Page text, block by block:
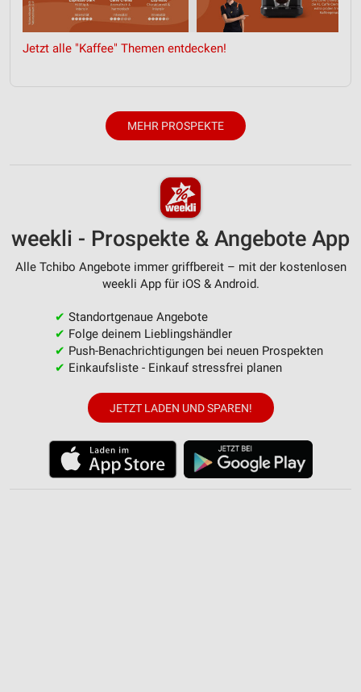
Jetzt alle "Kaffee" Themen entdecken!
MEHR PROSPEKTE
weekli - Prospekte & Angebote App
Alle Tchibo Angebote immer griffbereit – mit der kostenlosen
weekli App für iOS & Android.
✔ Standortgenaue Angebote
✔ Folge deinem Lieblingshändler
✔ Push-Benachrichtigungen bei neuen Prospekten
✔ Einkaufsliste - Einkauf stressfrei planen
JETZT LADEN UND SPAREN!